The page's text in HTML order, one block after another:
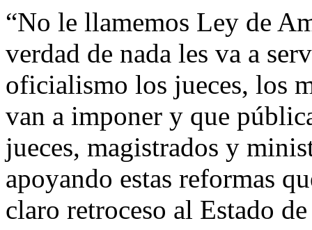
“No le llamemos Ley de
verdad de nada les va a
oficialismo los jueces, los
van a imponer y que
jueces, magistrados y
apoyando estas reformas
claro retroceso al Estado